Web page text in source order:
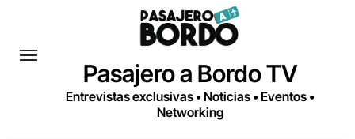
Pasajero a Bordo TV
Entrevistas exclusivas • Noticias • Eventos •
Networking